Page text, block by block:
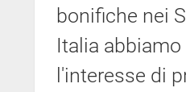
bonifiche nei
Italia
l'interesse di